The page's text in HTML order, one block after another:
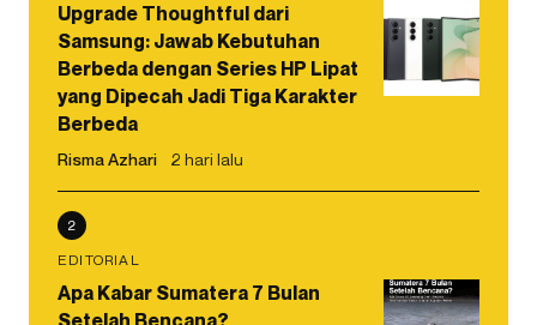
Upgrade Thoughtful dari
Samsung: Jawab Kebutuhan
Berbeda dengan Series HP Lipat
yang Dipecah Jadi Tiga Karakter
Berbeda
Risma Azhari 2 hari lalu
2
EDITORIAL
Apa Kabar Sumatera 7 Bulan